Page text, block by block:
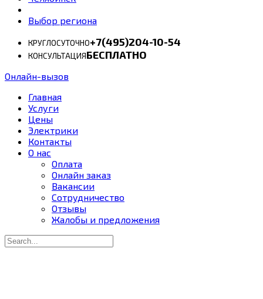
Выбор региона
КРУГЛОСУТОЧНО+7(495)204-10-54
КОНСУЛЬТАЦИЯБЕСПЛАТНО
Онлайн-вызов
Главная
Услуги
Цены
Электрики
Контакты
О нас
Оплата
Онлайн заказ
Вакансии
Сотрудничество
Отзывы
Жалобы и предложения